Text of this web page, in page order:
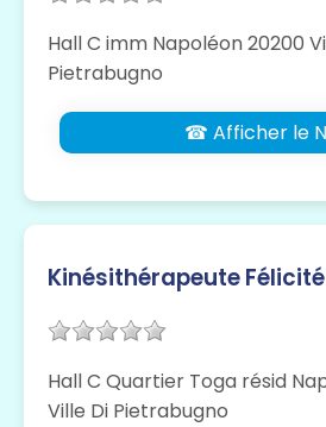
Hall C imm Napoléon 20200
Pietrabugno
☎ Afficher le
Kinésithérapeute
Hall C Quartier Toga résid
Ville Di Pietrabugno